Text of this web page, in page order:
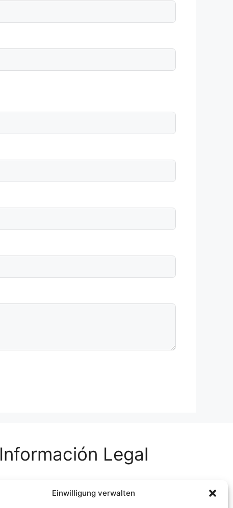
Einwilligung verwalten
Información Legal